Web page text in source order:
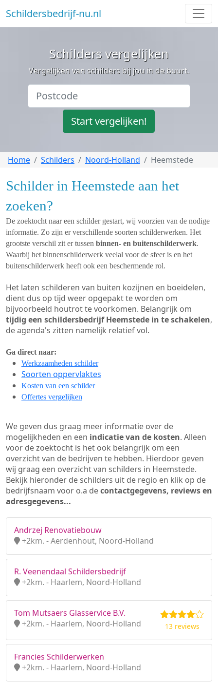
Schildersbedrijf-nu.nl
Schilders vergelijken
Vergelijken van schilders bij jou in de buurt.
Start vergelijken!
Home Schilders Noord-Holland Heemstede
Schilder in Heemstede aan het
zoeken?
De zoektocht naar een schilder gestart, wij voorzien van de nodige
informatie. Zo zijn er verschillende soorten schilderwerken. Het
grootste verschil zit er tussen binnen- en buitenschilderwerk.
Waarbij het binnenschilderwerk veelal voor de sfeer is en het
buitenschilderwerk heeft ook een beschermende rol.
Het laten schilderen van buiten kozijnen en boeidelen,
dient dus op tijd weer opgepakt te worden om
bijvoorbeeld houtrot te voorkomen. Belangrijk om
tijdig een schildersbedrijf Heemstede in te schakelen,
de agenda's zitten namelijk relatief vol.
Ga direct naar:
Werkzaamheden schilder
Soorten oppervlaktes
Kosten van een schilder
Offertes vergelijken
We geven dus graag meer informatie over de
mogelijkheden en een indicatie van de kosten. Alleen
voor de zoektocht is het ook belangrijk om een
overzicht van de bedrijven te hebben. Hierdoor geven
wij graag een overzicht van schilders in Heemstede.
Bekijk hieronder de schilders uit de regio en klik op de
bedrijfsnaam voor o.a decontactgegevens, reviews en
adresgegevens...
Andrzej Renovatiebouw
+2km. - Aerdenhout, Noord-Holland
R. Veenendaal Schildersbedrijf
+2km. - Haarlem, Noord-Holland
Tom Mutsaers Glasservice B.V.
+2km. - Haarlem, Noord-Holland
13 reviews
Francies Schilderwerken
+2km. - Haarlem, Noord-Holland